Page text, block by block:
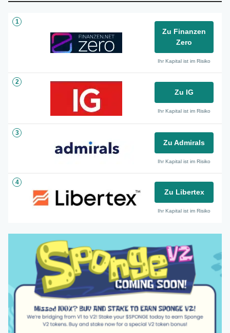
1
Zu Finanzen
Zero
Ihr Kapital ist im Risiko
2
Zu IG
Ihr Kapital ist im Risiko
3
Zu Admirals
Ihr Kapital ist im Risiko
4
Zu Libertex
Ihr Kapital ist im Risiko